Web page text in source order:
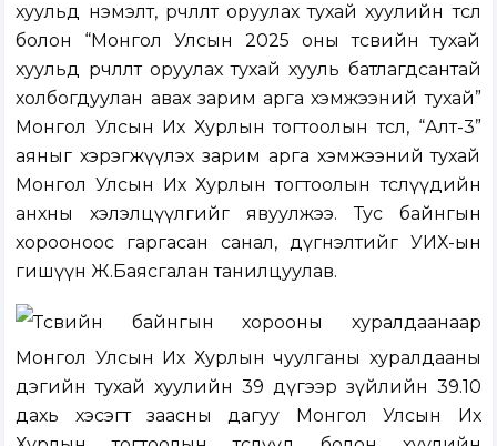
хуульд нэмэлт, өөрчлөлт оруулах тухай хуулийн төсөл
болон “Монгол Улсын 2025 оны төсвийн тухай
хуульд өөрчлөлт оруулах тухай хууль батлагдсантай
холбогдуулан авах зарим арга хэмжээний тухай”
Монгол Улсын Их Хурлын тогтоолын төсөл, “Алт-3”
аяныг хэрэгжүүлэх зарим арга хэмжээний тухай
Монгол Улсын Их Хурлын тогтоолын төслүүдийн
анхны хэлэлцүүлгийг явуулжээ. Тус байнгын
хорооноос гаргасан санал, дүгнэлтийг УИХ-ын
гишүүн Ж.Баясгалан танилцуулав.
Төсвийн байнгын хорооны хуралдаанаар
Монгол Улсын Их Хурлын чуулганы хуралдааны
дэгийн тухай хуулийн 39 дүгээр зүйлийн 39.10
дахь хэсэгт заасны дагуу Монгол Улсын Их